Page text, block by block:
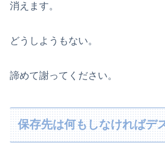
消えます。
どうしようもない。
諦めて謝ってください。
保存先は何もしなければデ